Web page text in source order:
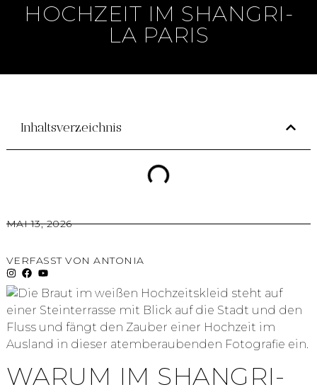
HOCHZEIT IM SHANGRI-
LA PARIS
Inhaltsverzeichnis
MAI 13, 2026
VERFASST VON ANTONIA
WARUM IM SHANGRI-